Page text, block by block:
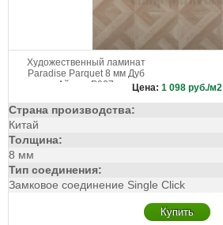
Художественный ламинат
Paradise Parquet 8 мм Дуб
Айриш P907
Цена: 1 098 руб./м2
Страна производства:
Китай
Толщина:
8 мм
Тип соединения:
Замковое соединение Single Click
Купить